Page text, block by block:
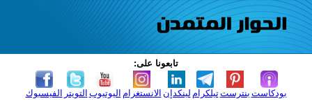
تابعونا على:
الفيسبوك التويتر اليوتيوب الانستغرام لينكدإن تيلكرامبنترست بودكاست